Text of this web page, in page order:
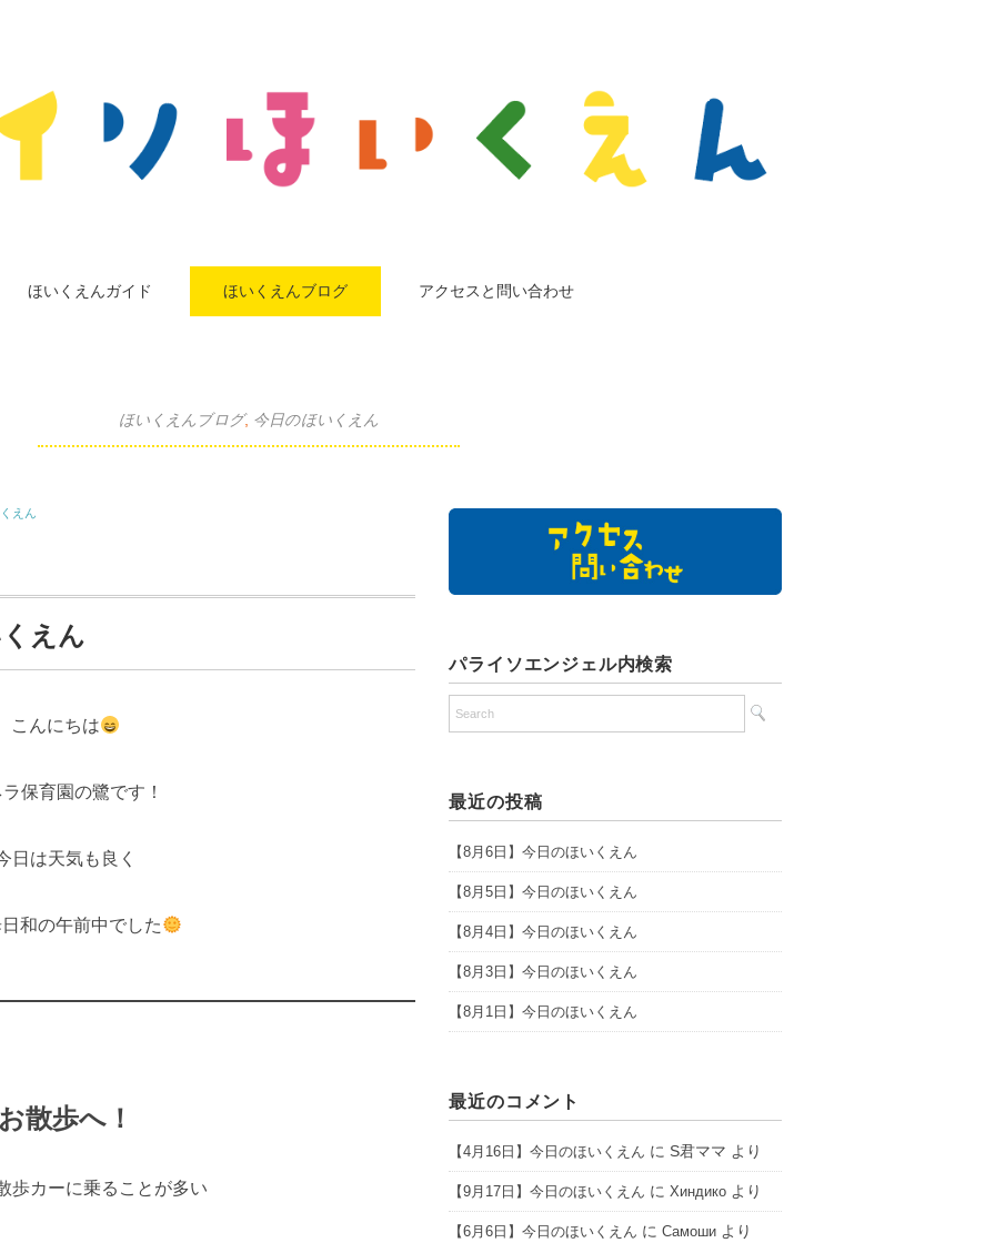
ほいくえんガイド ほいくえんブログ アクセスと問い合わせ
ほいくえんブログ, 今日のほいくえん
えん
えん
こんにちは
保育園の鷺です！
日は天気も良く
和の午前中でした
散歩へ！
歩カーに乗ることが多い
パライソエンジェル内検索
最近の投稿
【8月6日】今日のほいくえん
【8月5日】今日のほいくえん
【8月4日】今日のほいくえん
【8月3日】今日のほいくえん
【8月1日】今日のほいくえん
最近のコメント
【4月16日】今日のほいくえん に S君ママ より
【9月17日】今日のほいくえん にХиндико より
【6月6日】今日のほいくえん にСамоши より